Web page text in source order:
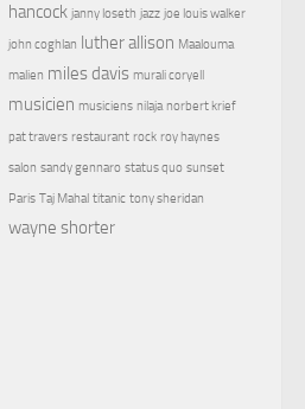
hancock janny loseth jazz joe louis walker
john coghlan luther allison Maalouma
malien miles davis murali coryell
musicien musiciens nilaja norbert krief
pat travers restaurant rock roy haynes
salon sandy gennaro status quo sunset
Paris Taj Mahal titanic tony sheridan
wayne shorter